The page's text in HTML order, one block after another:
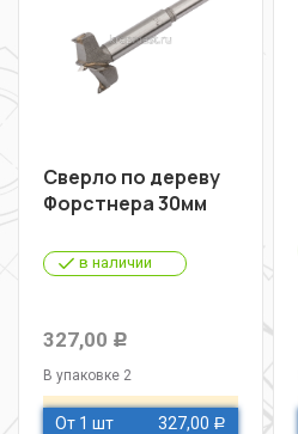
Сверло по дереву
Форстнера 30мм
в наличии
327,00 Р
В упаковке 2
От 1 шт 327,00 Р